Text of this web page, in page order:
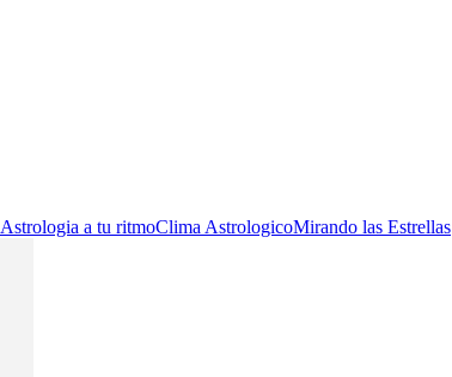
Astrologia a tu ritmoClima AstrologicoMirando las Estrellas